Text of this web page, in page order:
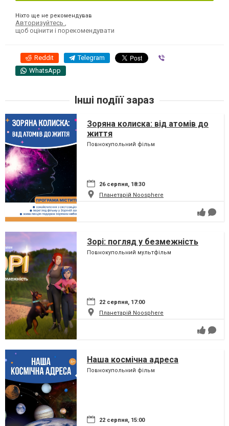
Ніхто ще не рекомендував
Авторизуйтесь
щоб оцінити і порекомендувати
Reddit Telegram
WhatsApp
Інші подіїї зараз
Зоряна колиска: від атомів до
життя
Повнокупольний фільм
26 серпня, 18:30
Планетарій Noosphere
Зорі: погляд у безмежність
Повнокупольний мультфільм
22 серпня, 17:00
Планетарій Noosphere
Наша космічна адреса
Повнокупольний фільм
22 серпня, 15:00